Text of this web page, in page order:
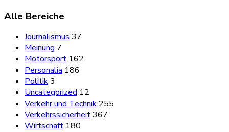
Alle Bereiche
Journalismus 37
Meinung 7
Motorsport 162
Personalia 186
Politik3
Uncategorized 12
Verkehr und Technik 255
Verkehrssicherheit367
Wirtschaft 180